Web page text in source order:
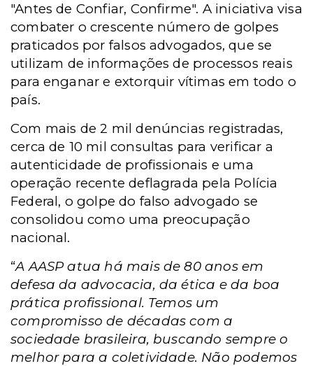
"Antes de Confiar, Confirme". A iniciativa visa
combater o crescente número de golpes
praticados por falsos advogados, que se
utilizam de informações de processos reais
para enganar e extorquir vítimas em todo o
país.
Com mais de 2 mil denúncias registradas,
cerca de 10 mil consultas para verificar a
autenticidade de profissionais e uma
operação recente deflagrada pela Polícia
Federal, o golpe do falso advogado se
consolidou como uma preocupação
nacional.
“A AASP atua há mais de 80 anos em
defesa da advocacia, da ética e da boa
prática profissional. Temos um
compromisso de décadas com a
sociedade brasileira, buscando sempre o
melhor para a coletividade. Não podemos